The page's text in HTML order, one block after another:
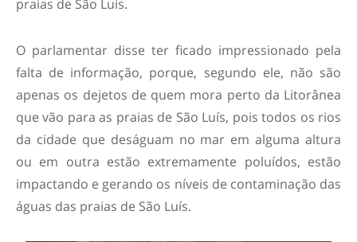
praias de São Luís.
O parlamentar disse ter ficado impressionado pela
falta de informação, porque, segundo ele, não são
apenas os dejetos de quem mora perto da Litorânea
que vão para as praias de São Luís, pois todos os rios
da cidade que deságuam no mar em alguma altura
ou em outra estão extremamente poluídos, estão
impactando e gerando os níveis de contaminação das
águas das praias de São Luís.